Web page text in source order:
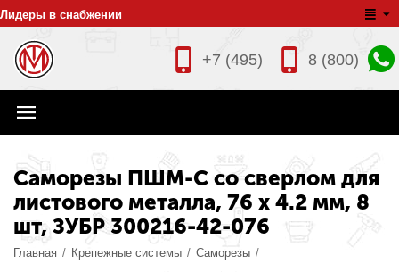
Лидеры в снабжении
8 (800)
+7 (495)
Саморезы ПШМ-С со сверлом для
листового металла, 76 х 4.2 мм, 8
шт, ЗУБР 300216-42-076
Главная / Крепежные системы / Саморезы /